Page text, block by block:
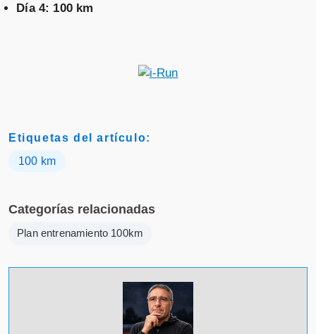
Día 4: 100 km
Etiquetas del artículo:
100 km
Categorías relacionadas
Plan entrenamiento 100km